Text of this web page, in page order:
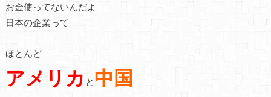
お金使ってないんだよ
日本の企業って
ほとんど
アメリカ と 中国